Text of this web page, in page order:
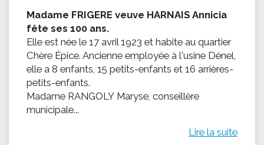
Madame FRIGERE veuve HARNAIS Annicia
fête ses 100 ans.
Elle est née le 17 avril 1923 et habite au quartier
Chère Épice. Ancienne employée à l'usine Dénel,
elle a 8 enfants, 15 petits-enfants et 16 arrières-
petits-enfants.
Madame RANGOLY Maryse, conseillère
municipale...
Lire la suite